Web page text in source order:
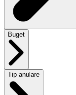
Buget
Tip anulare